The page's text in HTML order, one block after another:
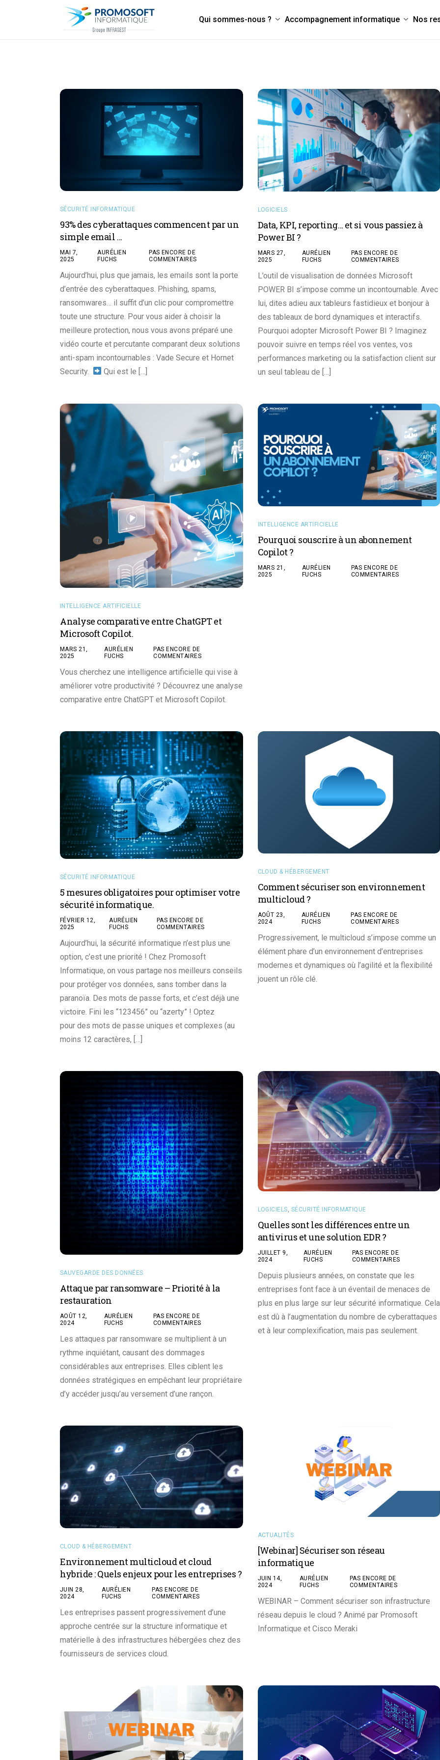
Qui sommes-nous ? Accompagnement informatique Nos
SÉCURITÉ INFORMATIQUE
93% des cyberattaques commencent par un
simple email …
MAI 7,
2025
AURÉLIEN
FUCHS
PAS ENCORE DE
COMMENTAIRES
Aujourd’hui, plus que jamais, les emails sont la porte
d’entrée des cyberattaques. Phishing, spams,
ransomwares… il suffit d’un clic pour compromettre
toute une structure. Pour vous aider à choisir la
meilleure protection, nous vous avons préparé une
vidéo courte et percutante comparant deux solutions
anti-spam incontournables : Vade Secure et Hornet
Security.
Qui est le […]
LOGICIELS
Data, KPI, reporting… et si vous passiez à
Power BI ?
MARS 27,
2025
AURÉLIEN
FUCHS
PAS ENCORE DE
COMMENTAIRES
L’outil de visualisation de données Microsoft
POWER BI s’impose comme un incontournable. Avec
lui, dites adieu aux tableurs fastidieux et bonjour à
des tableaux de bord dynamiques et interactifs.
Pourquoi adopter Microsoft Power BI ? Imaginez
pouvoir suivre en temps réel vos ventes, vos
performances marketing ou la satisfaction client sur
un seul tableau de […]
INTELLIGENCE ARTIFICIELLE
Analyse comparative entre ChatGPT et
Microsoft Copilot.
MARS 21,
2025
AURÉLIEN
FUCHS
PAS ENCORE DE
COMMENTAIRES
Vous cherchez une intelligence artificielle qui vise à
améliorer votre productivité ? Découvrez une analyse
comparative entre ChatGPT et Microsoft Copilot.
INTELLIGENCE ARTIFICIELLE
Pourquoi souscrire à un abonnement
Copilot ?
MARS 21,
2025
AURÉLIEN
FUCHS
PAS ENCORE DE
COMMENTAIRES
SÉCURITÉ INFORMATIQUE
5 mesures obligatoires pour optimiser votre
sécurité informatique.
FÉVRIER 12,
2025
AURÉLIEN
FUCHS
PAS ENCORE DE
COMMENTAIRES
Aujourd’hui, la sécurité informatique n’est plus une
option, c’est une priorité ! Chez Promosoft
Informatique, on vous partage nos meilleurs conseils
pour protéger vos données, sans tomber dans la
paranoïa. Des mots de passe forts, et c’est déjà une
victoire. Fini les “123456” ou “azerty” ! Optez
pour des mots de passe uniques et complexes (au
moins 12 caractères, […]
CLOUD & HÉBERGEMENT
Comment sécuriser son environnement
multicloud ?
AOÛT 23,
2024
AURÉLIEN
FUCHS
PAS ENCORE DE
COMMENTAIRES
Progressivement, le multicloud s’impose comme un
élément phare d’un environnement d’entreprises
modernes et dynamiques où l’agilité et la flexibilité
jouent un rôle clé.
SAUVEGARDE DES DONNÉES
Attaque par ransomware – Priorité à la
restauration
AOÛT 12,
2024
AURÉLIEN
FUCHS
PAS ENCORE DE
COMMENTAIRES
Les attaques par ransomware se multiplient à un
rythme inquiétant, causant des dommages
considérables aux entreprises. Elles ciblent les
données stratégiques en empêchant leur propriétaire
d’y accéder jusqu’au versement d’une rançon.
LOGICIELS SÉCURITÉ INFORMATIQUE
Quelles sont les différences entre un
antivirus et une solution EDR ?
JUILLET 9,
2024
AURÉLIEN
FUCHS
PAS ENCORE DE
COMMENTAIRES
Depuis plusieurs années, on constate que les
entreprises font face à un éventail de menaces de
plus en plus large sur leur sécurité informatique. Cela
est dû à l’augmentation du nombre de cyberattaques
et à leur complexification, mais pas seulement.
CLOUD & HÉBERGEMENT
Environnement multicloud et cloud
hybride : Quels enjeux pour les entreprises ?
JUIN 28,
2024
AURÉLIEN
FUCHS
PAS ENCORE DE
COMMENTAIRES
Les entreprises passent progressivement d’une
approche centrée sur la structure informatique et
matérielle à des infrastructures hébergées chez des
fournisseurs de services cloud.
ACTUALITÉS
[Webinar] Sécuriser son réseau
informatique
JUIN 14,
2024
AURÉLIEN
FUCHS
PAS ENCORE DE
COMMENTAIRES
WEBINAR – Comment sécuriser son infrastructure
réseau depuis le cloud ? Animé par Promosoft
Informatique et Cisco Meraki